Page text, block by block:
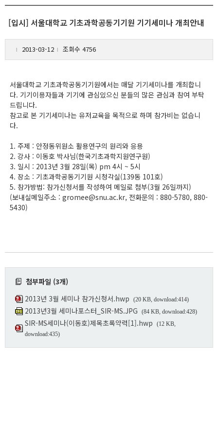
[입시] 서울대학교 기초과학공동기기원 기기세미나 개최안내
l 2013-03-12 l 조회수 4756
서울대학교 기초과학공동기기원에서는 매달 기기세미나를 개최합니
다. 기기이용자들과 기기에 관심있으신 분들의 많은 관심과 참여 부탁
드립니다.
참고로 본 기기세미나는 유저교육을 목적으로 하며 참가비는 없습니
다.
1. 주제 : 안정동위원소 활용연구의 원리와 응용
2. 강사 : 이동호 박사님(한국기초과학지원연구원)
3. 일시 : 2013년 3월 28일(목) pm 4시 ~ 5시
4. 장소 : 기초과학공동기기원 시청각실(139동 101호)
5. 참가방법: 참가신청서를 작성하여 메일로 첨부(3월 26일까지)
(보내실메일주소 : gromee@snu.ac.kr, 전화문의 : 880-5780, 880-
5430)
첨부파일 (3개)
2013년 3월 세미나 참가신청서.hwp
(20 KB, download:414)
2013년3월 세미나포스터_SIR-MS.JPG (84 KB, download:428)
SIR-MS세미나(이동호)제목초록약력[1].hwp
(12 KB,
download:435)